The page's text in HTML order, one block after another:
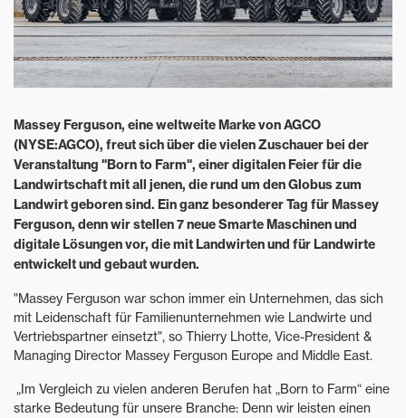
Massey Ferguson, eine weltweite Marke von AGCO
(NYSE:AGCO), freut sich über die vielen Zuschauer bei der
Veranstaltung "Born to Farm", einer digitalen Feier für die
Landwirtschaft mit all jenen, die rund um den Globus zum
Landwirt geboren sind. Ein ganz besonderer Tag für Massey
Ferguson, denn wir stellen 7 neue Smarte Maschinen und
digitale Lösungen vor, die mit Landwirten und für Landwirte
entwickelt und gebaut wurden.
"Massey Ferguson war schon immer ein Unternehmen, das sich
mit Leidenschaft für Familienunternehmen wie Landwirte und
Vertriebspartner einsetzt", so Thierry Lhotte, Vice-President &
Managing Director Massey Ferguson Europe and Middle East.
„Im Vergleich zu vielen anderen Berufen hat „Born to Farm“ eine
starke Bedeutung für unsere Branche: Denn wir leisten einen